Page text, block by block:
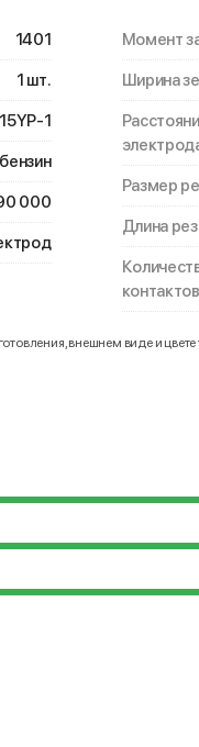
1401
1 шт.
1
бензин
000
Момент
Ширина
Размер
Длина
контактов
внешнем виде и